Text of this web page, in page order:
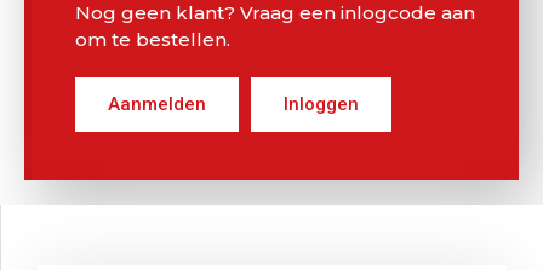
Nog geen klant? Vraag een inlogcode aan
om te bestellen.
Aanmelden Inloggen